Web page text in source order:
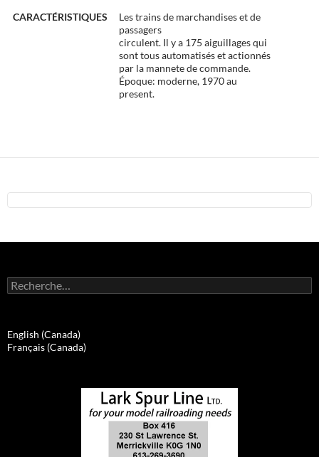
CARACTÉRISTIQUES
Les trains de marchandises et de
passagers
circulent. Il y a 175 aiguillages qui
sont tous automatisés et actionnés
par la mannete de commande.
Époque: moderne, 1970 au
present.
Rechercher :
English (Canada)
Français (Canada)